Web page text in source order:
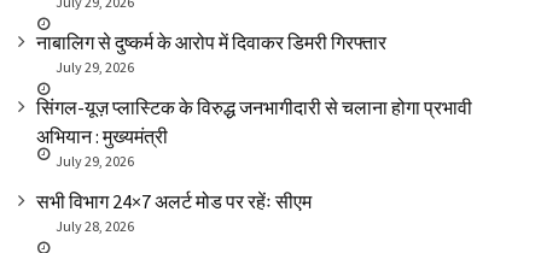
नाबालिग से दुष्कर्म के आरोप में दिवाकर डिमरी गिरफ्तार
July 29, 2026
सिंगल-यूज़ प्लास्टिक के विरुद्ध जनभागीदारी से चलाना होगा प्रभावी
अभियान : मुख्यमंत्री
July 29, 2026
सभी विभाग 24×7 अलर्ट मोड पर रहेंः सीएम
July 28, 2026